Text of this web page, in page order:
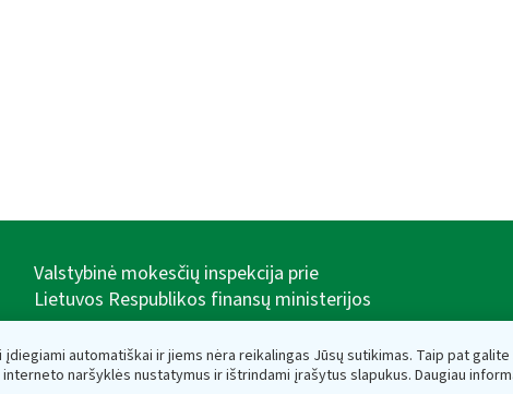
įdiegiami automatiškai ir jiems nėra reikalingas Jūsų sutikimas. Taip pat
naršyklės nustatymus ir ištrindami įrašytus slapukus. Daugiau
Valstybinė mokesčių inspekcija prie
Lietuvos Respublikos finansų ministerijos
adresas: Vasario 16-osios g. 14, 01107 Vilnius, Lietuva,
el.paštas:vmi@vmi.lt, E. pristatymo dėžutės adresas